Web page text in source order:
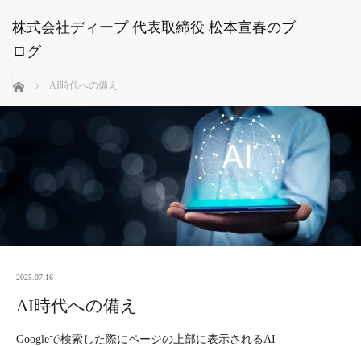
株式会社ディープ 代表取締役 松本宣春のブ
ログ
ホーム AI時代への備え
2025.07.16
AI時代への備え
Googleで検索した際にページの上部に表示されるAI